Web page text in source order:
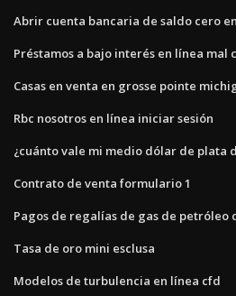
Abrir cuenta bancaria de saldo cero
Préstamos a bajo interés en línea mal
Casas en venta en grosse pointe
Rbc nosotros en línea iniciar sesión
¿cuánto vale mi medio dólar de plata
Contrato de venta formulario 1
Pagos de regalías de gas de petróleo
Tasa de oro mini esclusa
Modelos de turbulencia en línea cfd